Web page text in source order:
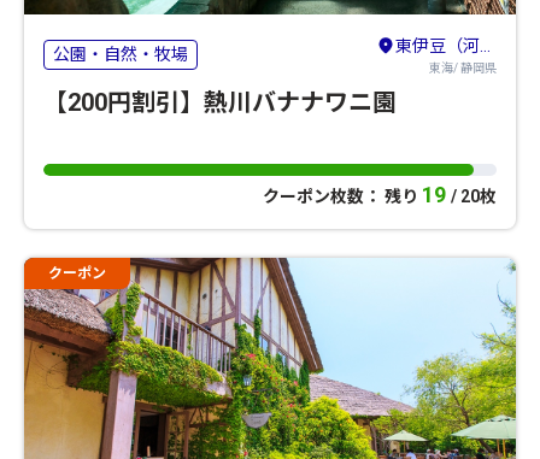
公園・自然・牧場 東伊豆（河津・熱川・稲取・北川）
東海/ 静岡県
【200円割引】熱川バナナワニ園
クーポン枚数： 残り 19 / 20枚
クーポン